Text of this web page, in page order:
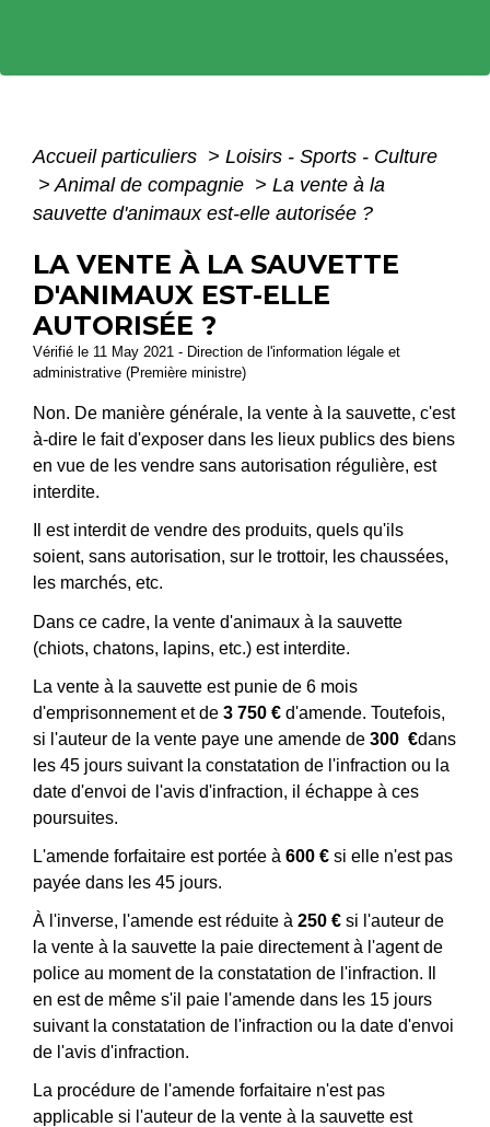
Accueil particuliers > Loisirs - Sports - Culture
> Animal de compagnie > La vente à la
sauvette d'animaux est-elle autorisée ?
LA VENTE À LA SAUVETTE
D'ANIMAUX EST-ELLE
AUTORISÉE ?
Vérifié le 11 May 2021 - Direction de l'information légale et
administrative (Première ministre)
Non. De manière générale, la vente à la sauvette, c'est
à-dire le fait d'exposer dans les lieux publics des biens
en vue de les vendre sans autorisation régulière, est
interdite.
Il est interdit de vendre des produits, quels qu'ils
soient, sans autorisation, sur le trottoir, les chaussées,
les marchés, etc.
Dans ce cadre, la vente d'animaux à la sauvette
(chiots, chatons, lapins, etc.) est interdite.
La vente à la sauvette est punie de 6 mois
d'emprisonnement et de 3 750 € d'amende. Toutefois,
si l'auteur de la vente paye une amende de 300 €dans
les 45 jours suivant la constatation de l'infraction ou la
date d'envoi de l'avis d'infraction, il échappe à ces
poursuites.
L'amende forfaitaire est portée à 600 € si elle n'est pas
payée dans les 45 jours.
À l'inverse, l'amende est réduite à 250 € si l'auteur de
la vente à la sauvette la paie directement à l'agent de
police au moment de la constatation de l'infraction. Il
en est de même s'il paie l'amende dans les 15 jours
suivant la constatation de l'infraction ou la date d'envoi
de l'avis d'infraction.
La procédure de l'amende forfaitaire n'est pas
applicable si l'auteur de la vente à la sauvette est